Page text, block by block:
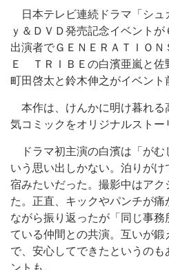
日本テレビ連続ドラマ「シュ
ｙ＆ＤＶＤ発売記念イベントが
出演者でＧＥＮＥＲＡＴＩＯ
Ｅ ＴＲＩＢＥの白濱亜嵐と佐
町田啓太と鈴木伸之がイベント
本作は、けんかに明け暮れる
気コミックをオリジナルストー
ドラマ初主演の白濱は「がむ
いう思い出しかない。泊りが
宿みたいだった。撮影中はア
た。正直、キックやパンチが
ながら振り返ったが「同じ事
ている仲間との共演。互いが
で、安心してできたというのも
ントも。